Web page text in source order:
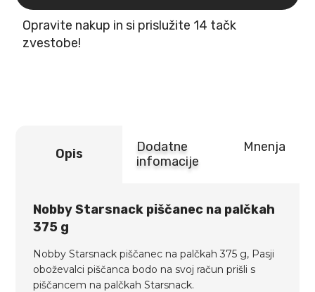
Starsnack
piščanec
na
palčkah
Opravite nakup in si prislužite 14 tačk
zvestobe!
Opis
Dodatne
infomacije
Mnenja
Nobby Starsnack piščanec na palčkah
375 g
Nobby Starsnack piščanec na palčkah 375 g, Pasji
oboževalci piščanca bodo na svoj račun prišli s
piščancem na palčkah Starsnack.